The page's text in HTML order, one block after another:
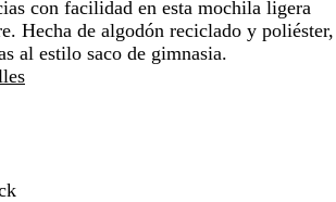
flechas
para
moverte
con facilidad en esta mochila ligera
Hecha de algodón reciclado y poliéster,
al estilo saco de gimnasia.